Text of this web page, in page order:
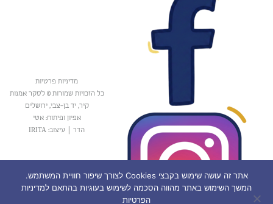
מדיניות פרטיות
כל הזכויות שמורות © לסקר אמנות
קיר, יד בן-צבי, ירושלים
אפיון ופיתוח: אטי
הדר
עיצוב: IRITA
אתר זה עושה שימוש בקבצי Cookies לצורך שיפור חוויית המשתמש.
המשך השימוש באתר מהווה הסכמה לשימוש בעוגיות בהתאם למדיניות
הפרטיות